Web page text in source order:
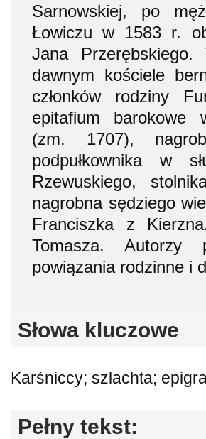
Sarnowskiej, po
Łowiczu w 1583 r.
Jana
dawnym kościele
członków rodziny
epitafium barokowe
(zm. 1707),
podpułkownika w
Rzewuskiego,
nagrobna sędziego
Franciszka z
Tomasza. Autorzy
powiązania rodzinne i
Słowa kluczowe
Karśniccy; szlachta;
Pełny tekst: